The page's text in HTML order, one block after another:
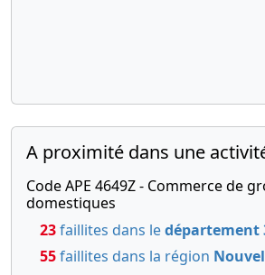
A proximité dans une
Code APE 4649Z - Commerce de
domestiques
23faillites dans ledépartement
55faillites dans la région